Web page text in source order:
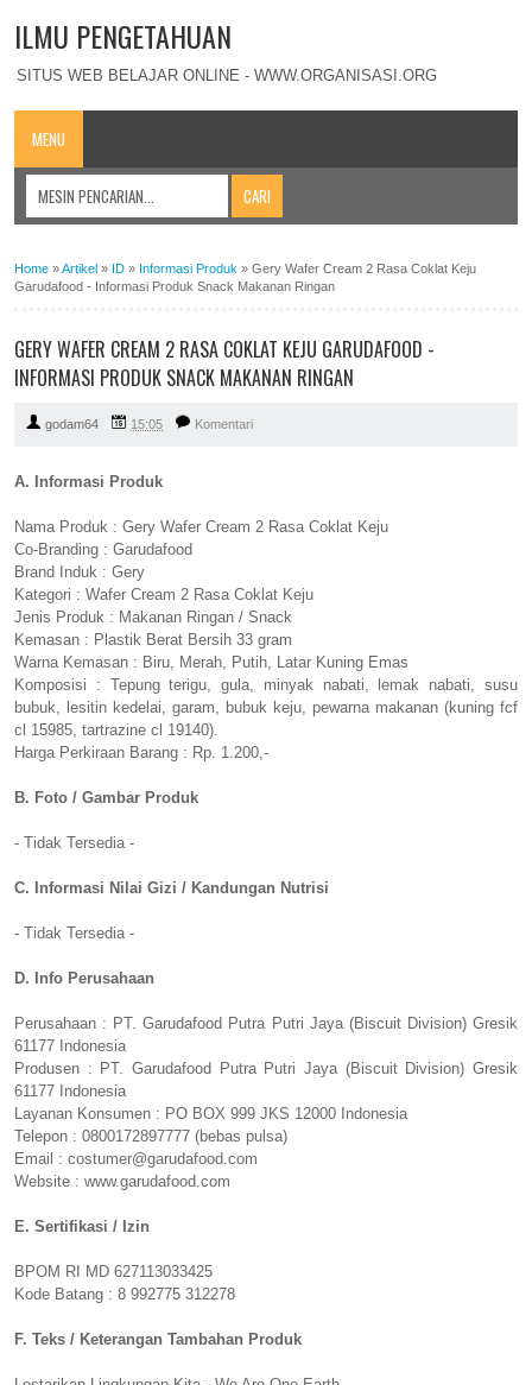
ILMU PENGETAHUAN
SITUS WEB BELAJAR ONLINE - WWW.ORGANISASI.ORG
MENU
Home »Artikel » ID » Informasi Produk » Gery Wafer Cream 2 Rasa Coklat Keju
Garudafood - Informasi Produk Snack Makanan Ringan
GERY WAFER CREAM 2 RASA COKLAT KEJU GARUDAFOOD -
INFORMASI PRODUK SNACK MAKANAN RINGAN
godam64 15:05 Komentari
A. Informasi Produk
Nama Produk : Gery Wafer Cream 2 Rasa Coklat Keju
Co-Branding : Garudafood
Brand Induk : Gery
Kategori : Wafer Cream 2 Rasa Coklat Keju
Jenis Produk : Makanan Ringan / Snack
Kemasan : Plastik Berat Bersih 33 gram
Warna Kemasan : Biru, Merah, Putih, Latar Kuning Emas
Komposisi : Tepung terigu, gula, minyak nabati, lemak nabati, susu
bubuk, lesitin kedelai, garam, bubuk keju, pewarna makanan (kuning fcf
cl 15985, tartrazine cl 19140).
Harga Perkiraan Barang : Rp. 1.200,-
B. Foto / Gambar Produk
- Tidak Tersedia -
C. Informasi Nilai Gizi / Kandungan Nutrisi
- Tidak Tersedia -
D. Info Perusahaan
Perusahaan : PT. Garudafood Putra Putri Jaya (Biscuit Division) Gresik
61177 Indonesia
Produsen : PT. Garudafood Putra Putri Jaya (Biscuit Division) Gresik
61177 Indonesia
Layanan Konsumen : PO BOX 999 JKS 12000 Indonesia
Telepon : 0800172897777 (bebas pulsa)
Email : costumer@garudafood.com
Website : www.garudafood.com
E. Sertifikasi / Izin
BPOM RI MD 627113033425
Kode Batang : 8 992775 312278
F. Teks / Keterangan Tambahan Produk